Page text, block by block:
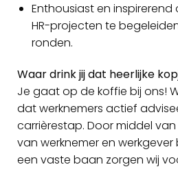
Enthousiast en
HR-projecten te
ronden.
Waar drink jij dat heerlijke
Je gaat op de koffie bij ons!
dat werknemers actief
carrièrestap. Door middel
van werknemer en werkgever
een vaste baan zorgen wij